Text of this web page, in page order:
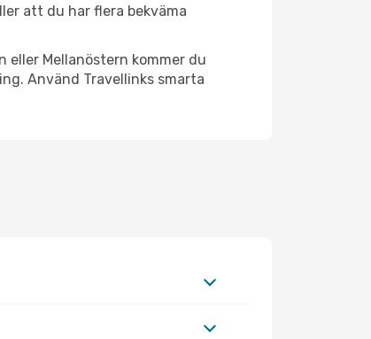
att du har flera bekväma
eller Mellanöstern kommer du
Använd Travellinks smarta